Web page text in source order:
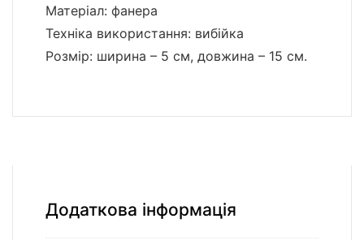
Матеріал: фанера
Техніка використання: вибійка
Розмір: ширина – 5 см, довжина – 15 см.
Додаткова інформація